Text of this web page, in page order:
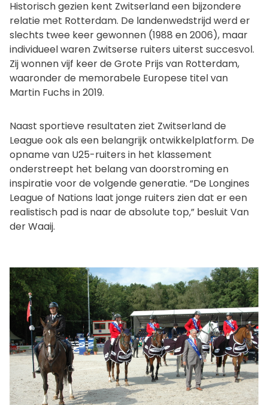
Historisch gezien kent Zwitserland een bijzondere
relatie met Rotterdam. De landenwedstrijd werd er
slechts twee keer gewonnen (1988 en 2006), maar
individueel waren Zwitserse ruiters uiterst succesvol.
Zij wonnen vijf keer de Grote Prijs van Rotterdam,
waaronder de memorabele Europese titel van
Martin Fuchs in 2019.
Naast sportieve resultaten ziet Zwitserland de
League ook als een belangrijk ontwikkelplatform. De
opname van U25-ruiters in het klassement
onderstreept het belang van doorstroming en
inspiratie voor de volgende generatie. “De Longines
League of Nations laat jonge ruiters zien dat er een
realistisch pad is naar de absolute top,” besluit Van
der Waaij.